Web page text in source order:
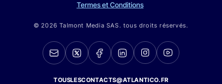
Termes et Conditions
© 2026 Talmont Media SAS. tous droits réservés.
TOUSLESCONTACTS@ATLANTICO.FR